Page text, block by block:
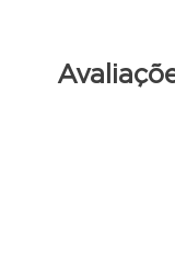
Permite ajustes
Melhora a